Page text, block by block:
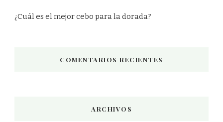
¿Cuál es el mejor cebo para la dorada?
COMENTARIOS RECIENTES
ARCHIVOS